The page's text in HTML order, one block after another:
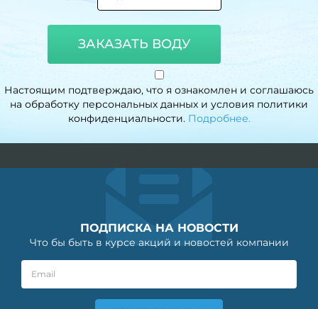
ЗАКАЗАТЬ ВОДУ
Настоящим подтверждаю, что я ознакомлен и соглашаюсь
на обработку персональных данных и условия политики
конфиденциальности. Подробнее.
ПОДПИСКА НА НОВОСТИ
Что бы быть в курсе акций и новостей компании